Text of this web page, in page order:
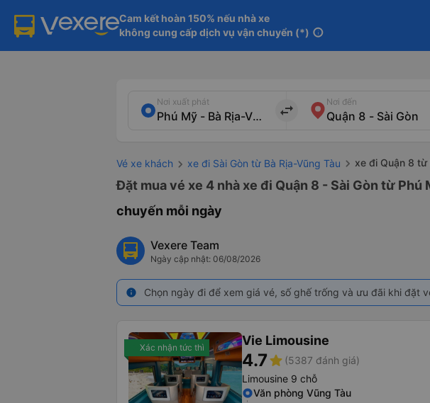
Cam kết hoàn 150% nếu nhà xe
không cung cấp dịch vụ vận chuyển (*) info
Nơi xuất phát
import_export
Nơi đến
Vé xe khách xe đi Sài Gòn từ Bà Rịa-Vũng Tàu xe đi Quận 8 từ
Đặt mua vé xe 4 nhà xe đi Quận 8 - Sài Gòn từ
chuyến mỗi ngày
Vexere Team
Ngày cập nhật: 06/08/2026
info Chọn ngày đi để xem giá vé, số ghế trống và ưu đãi khi đặt
Xác nhận tức thì Vie Limousine
4.7star (5387 đánh giá)
Limousine 9 chỗ
Văn phòng Vũng Tàu